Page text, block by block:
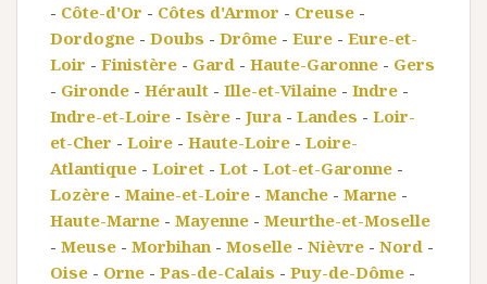
- Côte-d'Or - Côtes d'Armor - Creuse -
Dordogne - Doubs - Drôme - Eure - Eure-et-
Loir - Finistère - Gard - Haute-Garonne - Gers
- Gironde - Hérault - Ille-et-Vilaine - Indre -
Indre-et-Loire - Isère - Jura - Landes - Loir-
et-Cher - Loire - Haute-Loire - Loire-
Atlantique - Loiret - Lot - Lot-et-Garonne -
Lozère - Maine-et-Loire - Manche - Marne -
Haute-Marne - Mayenne - Meurthe-et-Moselle
- Meuse - Morbihan - Moselle - Nièvre - Nord -
Oise - Orne - Pas-de-Calais - Puy-de-Dôme -